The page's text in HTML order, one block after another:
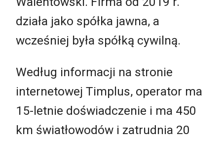
działa jako spółka jawna, a
wcześniej była spółką cywilną.
Według informacji na stronie
internetowej Timplus, operator ma
15-letnie doświadczenie i ma 450
km światłowodów i zatrudnia 20